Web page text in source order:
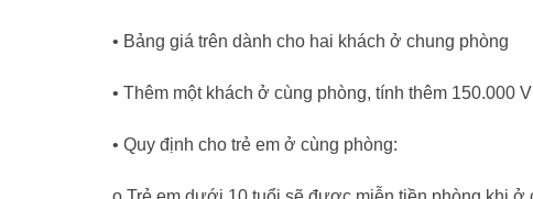
• Bảng giá trên dành cho hai khách ở chung phòng
• Thêm một khách ở cùng phòng, tính thêm 150.000
• Quy định cho trẻ em ở cùng phòng: